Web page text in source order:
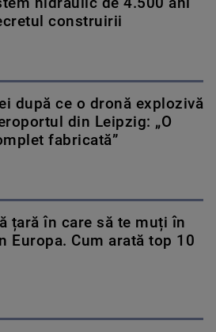
construirii
după ce o dronă explozivă
din Leipzig: „O
fabricată”
țară în care să te muți în
Europa. Cum arată top 10